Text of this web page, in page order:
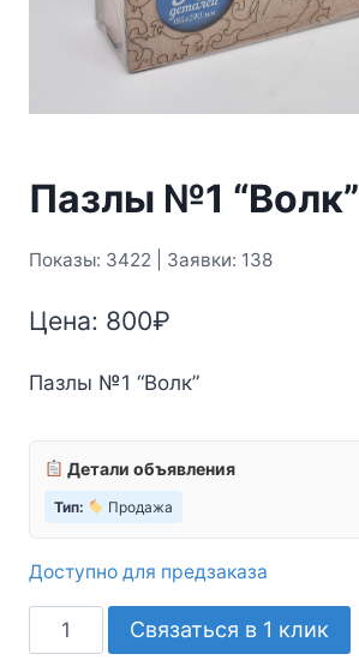
Пазлы №1 “Волк”
Показы: 3422 | Заявки: 138
Цена: 800₽
Пазлы №1 “Волк”
Детали объявления
Тип: Продажа
Доступно для предзаказа
Количество
товара
Связаться в 1 клик